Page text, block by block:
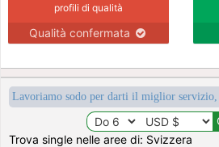
profili di qualità
Qualità confermata
Lavoriamo sodo per darti il miglior
Trova single nelle aree di: Svizzera